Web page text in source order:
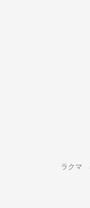
ラクマ